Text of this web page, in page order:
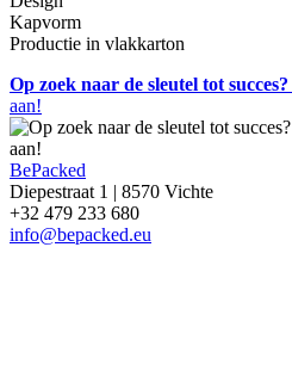
Kapvorm
Productie in vlakkarton
Op zoek naar de sleutel tot succes?
aan!
BePacked
Diepestraat 1 | 8570 Vichte
+32 479 233 680
info@bepacked.eu